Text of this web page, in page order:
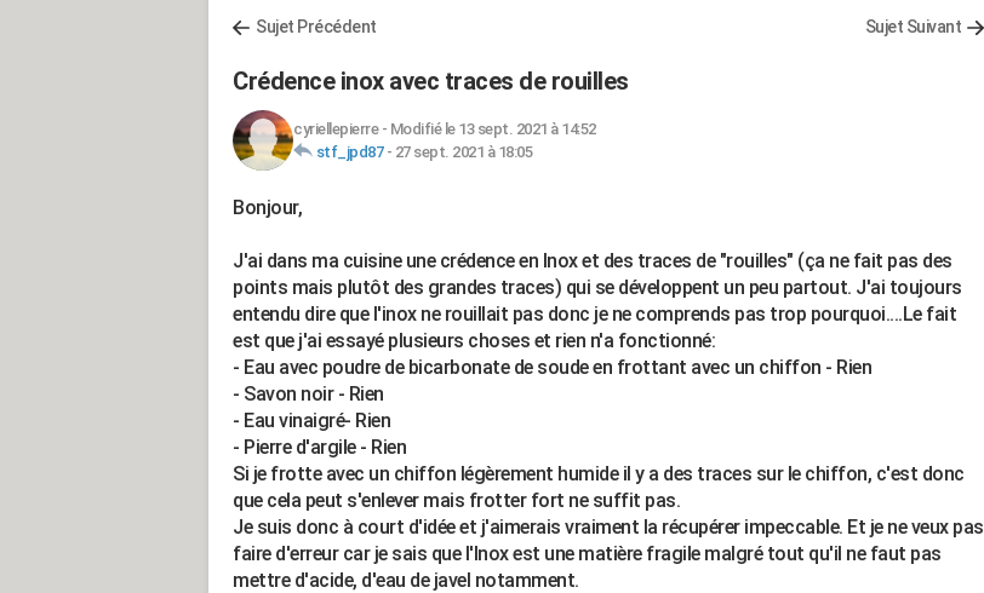
Sujet Précédent Sujet Suivant
Crédence inox avec traces de rouilles
cyriellepierre- Modifié le 13 sept. 2021 à 14:52
stf_jpd87- 27 sept. 2021 à 18:05
Bonjour,
J'ai dans ma cuisine une crédence en Inox et des traces de "rouilles" (ça ne fait pas des
points mais plutôt des grandes traces) qui se développent un peu partout. J'ai toujours
entendu dire que l'inox ne rouillait pas donc je ne comprends pas trop pourquoi....Le fait
est que j'ai essayé plusieurs choses et rien n'a fonctionné:
- Eau avec poudre de bicarbonate de soude en frottant avec un chiffon - Rien
- Savon noir - Rien
- Eau vinaigré- Rien
- Pierre d'argile - Rien
Si je frotte avec un chiffon légèrement humide il y a des traces sur le chiffon, c'est donc
que cela peut s'enlever mais frotter fort ne suffit pas.
Je suis donc à court d'idée et j'aimerais vraiment la récupérer impeccable. Et je ne veux pas
faire d'erreur car je sais que l'Inox est une matière fragile malgré tout qu'il ne faut pas
mettre d'acide, d'eau de javel notamment.